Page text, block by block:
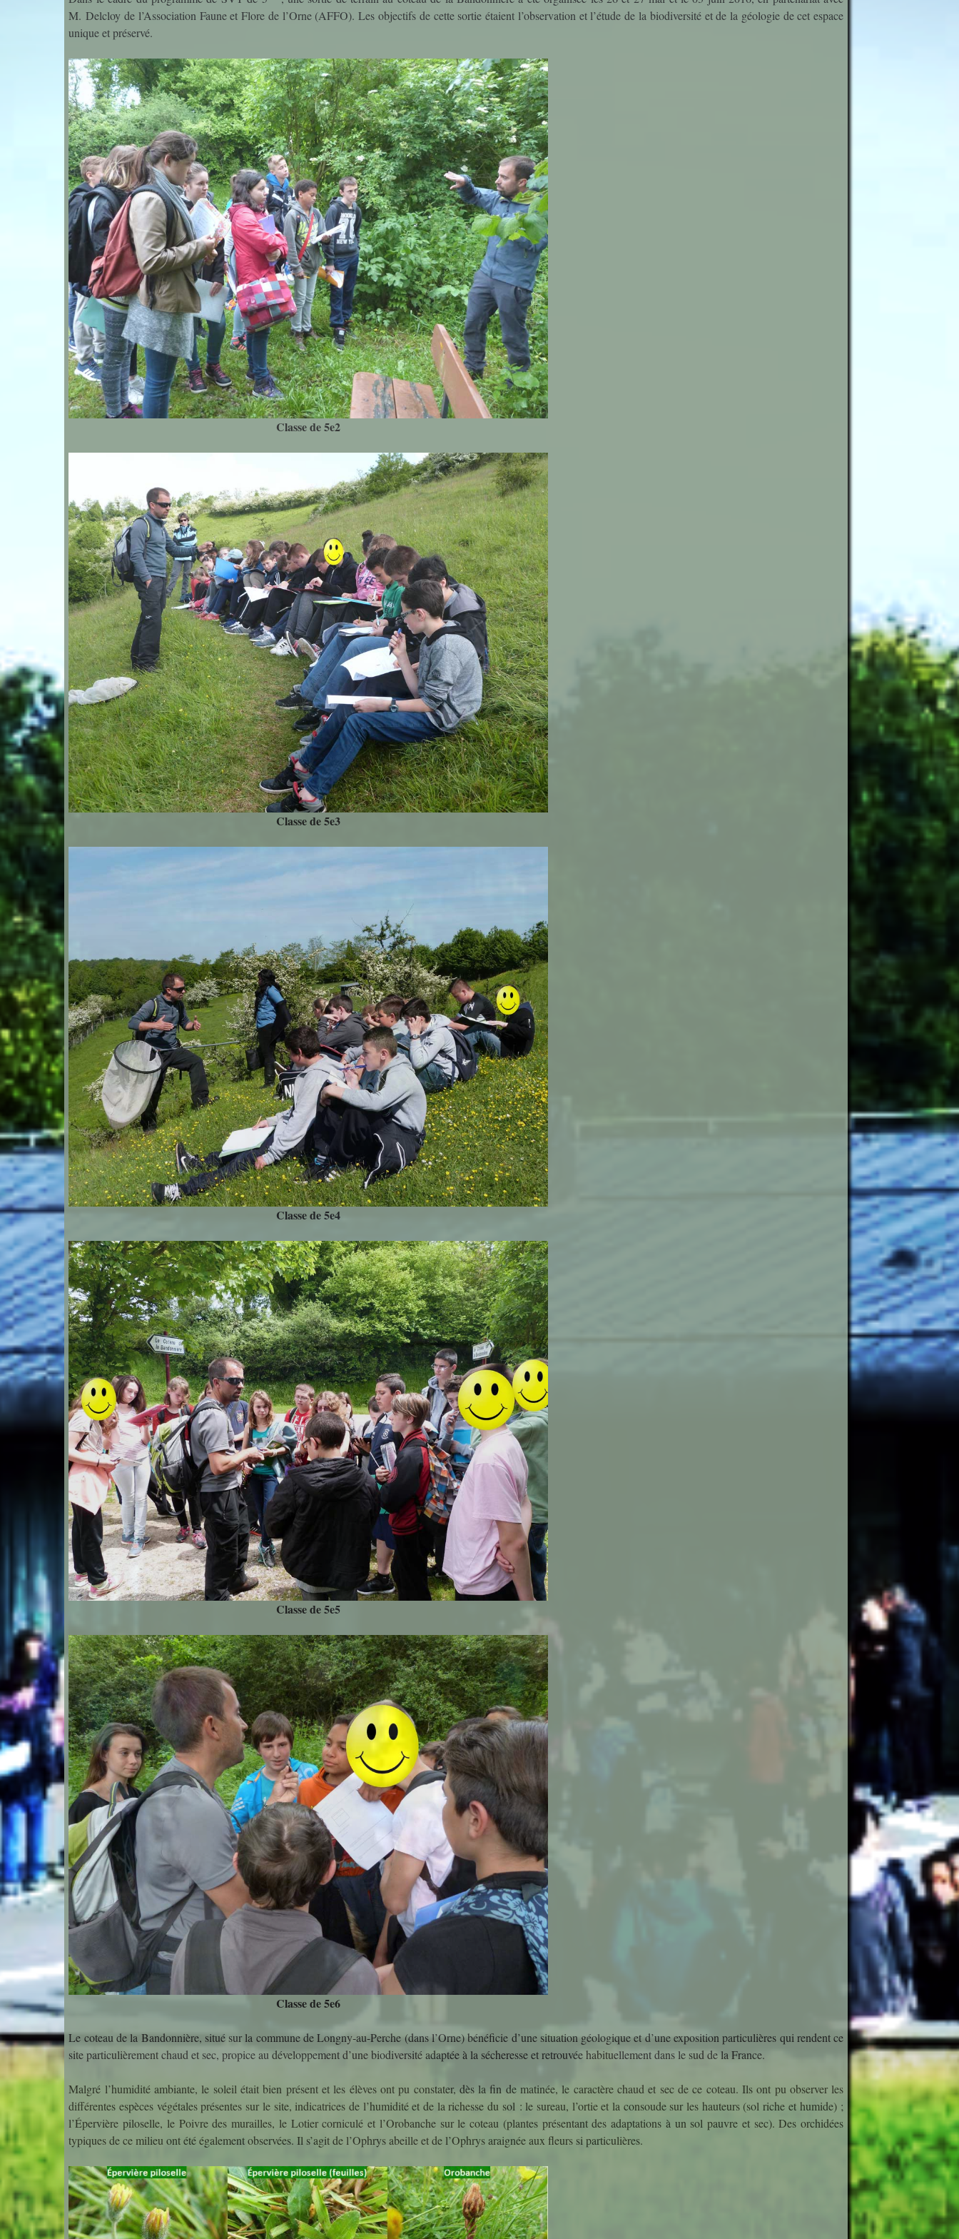
Découverte des Métiers
Projets Interdisciplinaires
M. Delcloy de l’Association Faune et Flore de l’Orne (AFFO). Les objectifs de cette sortie étaient l’observation et l’étude de la biodiversité et de la géologie de cet espace
unique et préservé.
Classe de 5e2
Classe de 5e3
Classe de 5e4
Classe de 5e5
Classe de 5e6
Le coteau de la Bandonnière, situé sur la commune de Longny-au-Perche (dans l’Orne) bénéficie d’une situation géologique et d’une exposition particulières qui rendent ce
site particulièrement chaud et sec, propice au développement d’une biodiversité adaptée à la sécheresse et retrouvée habituellement dans le sud de la France.
Malgré l’humidité ambiante, le soleil était bien présent et les élèves ont pu constater, dès la fin de matinée, le caractère chaud et sec de ce coteau. Ils ont pu observer les
différentes espèces végétales présentes sur le site, indicatrices de l’humidité et de la richesse du sol : le sureau, l’ortie et la consoude sur les hauteurs (sol riche et humide) ;
l’Épervière piloselle, le Poivre des murailles, le Lotier corniculé et l’Orobanche sur le coteau (plantes présentant des adaptations à un sol pauvre et sec). Des orchidées
typiques de ce milieu ont été également observées. Il s’agit de l’Ophrys abeille et de l’Ophrys araignée aux fleurs si particulières.